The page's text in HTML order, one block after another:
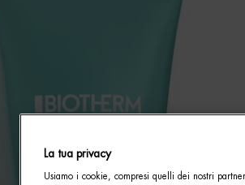
La tua privacy
Usiamo i cookie, compresi quelli dei nostri